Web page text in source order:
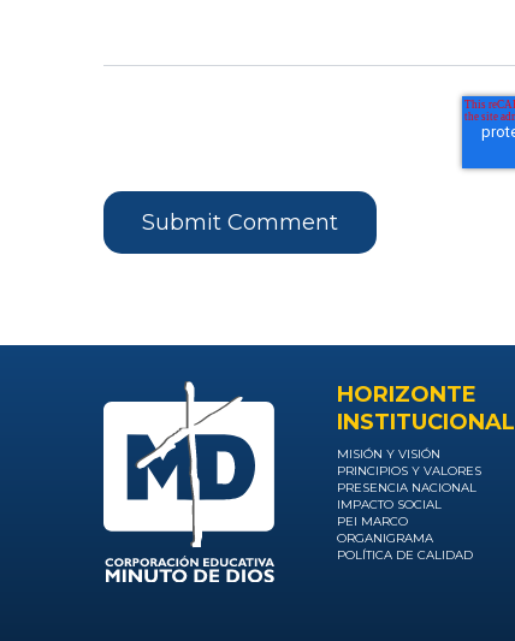
HORIZONTE
INSTITUCIONAL
MISIÓN Y VISIÓN
PRINCIPIOS Y VALORES
PRESENCIA NACIONAL
IMPACTO SOCIAL
PEI MARCO
ORGANIGRAMA
POLÍTICA DE CALIDAD